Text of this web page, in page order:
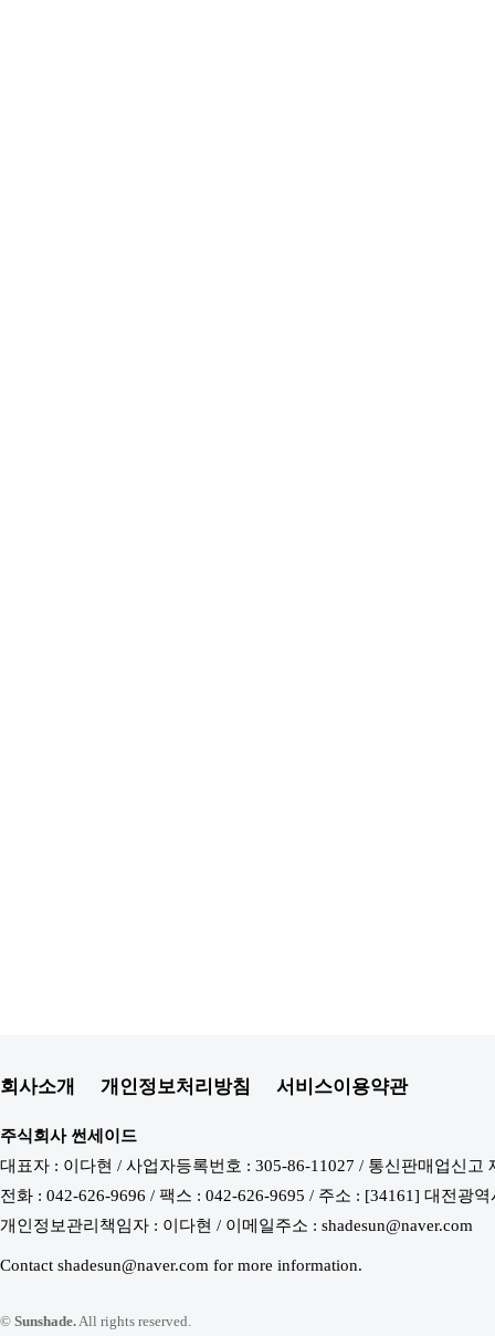
회사소개 개인정보처리방침 서비스이용약관
주식회사 썬세이드
대표자 : 이다현 / 사업자등록번호 : 305-86-11027 / 통신판매업신고
전화 : 042-626-9696 / 팩스 : 042-626-9695 / 주소 : [34161] 대전광
개인정보관리책임자 : 이다현 / 이메일주소 : shadesun@naver.com
Contact shadesun@naver.com for more information.
© Sunshade.All rights reserved.